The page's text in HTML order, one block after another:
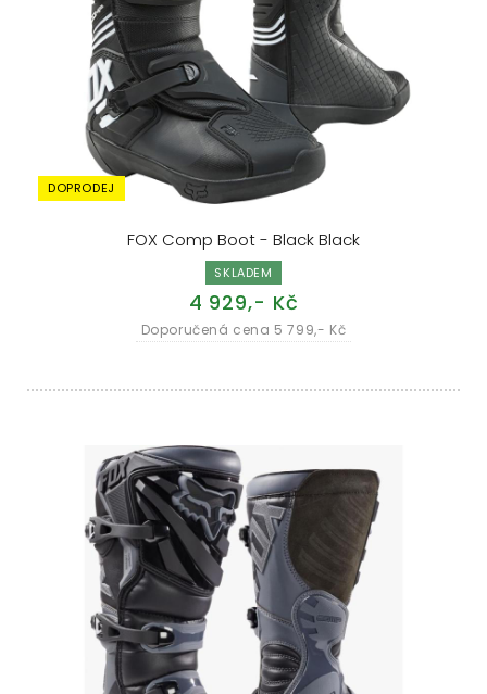
FOX Comp Boot - Black Black
SKLADEM
4 929,- Kč
Doporučená cena 5 799,- Kč
DOPRODEJ